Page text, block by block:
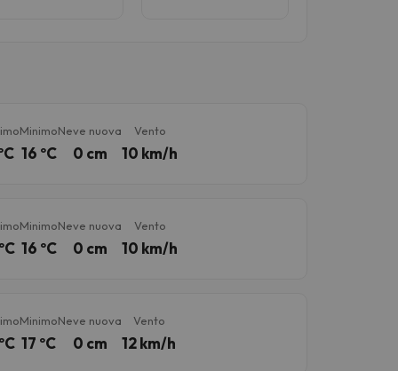
Minimo
16 ºC
Neve nuova
0 cm
Vento
10 km/h
Minimo
16 ºC
Neve nuova
0 cm
Vento
10 km/h
Minimo
17 ºC
Neve nuova
0 cm
Vento
12 km/h